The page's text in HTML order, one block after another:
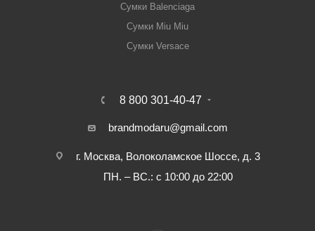
Сумки Balenciaga
Сумки Miu Miu
Сумки Versace
8 800 301-40-47
brandmodaru@gmail.com
г. Москва, Волоколамское Шоссе, д. 3
ПН. – ВС.: с 10:00 до 22:00